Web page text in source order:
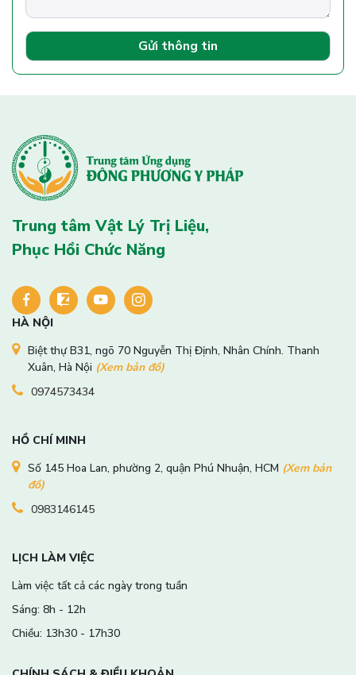
Gửi thông tin
Trung tâm Vật Lý Trị Liệu,
Phục Hồi Chức Năng
HÀ NỘI
Biệt thự B31, ngõ 70 Nguyễn Thị Định, Nhân Chính. Thanh
Xuân, Hà Nội (Xem bản đồ)
0974573434
HỒ CHÍ MINH
Số 145 Hoa Lan, phường 2, quận Phú Nhuận, HCM (Xem bản
đồ)
0983146145
LỊCH LÀM VIỆC
Làm việc tất cả các ngày trong tuần
Sáng: 8h - 12h
Chiều: 13h30 - 17h30